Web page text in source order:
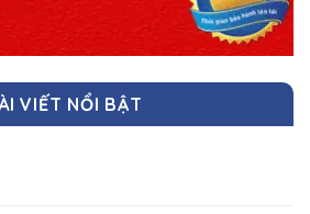
VIẾT NỔI BẬT